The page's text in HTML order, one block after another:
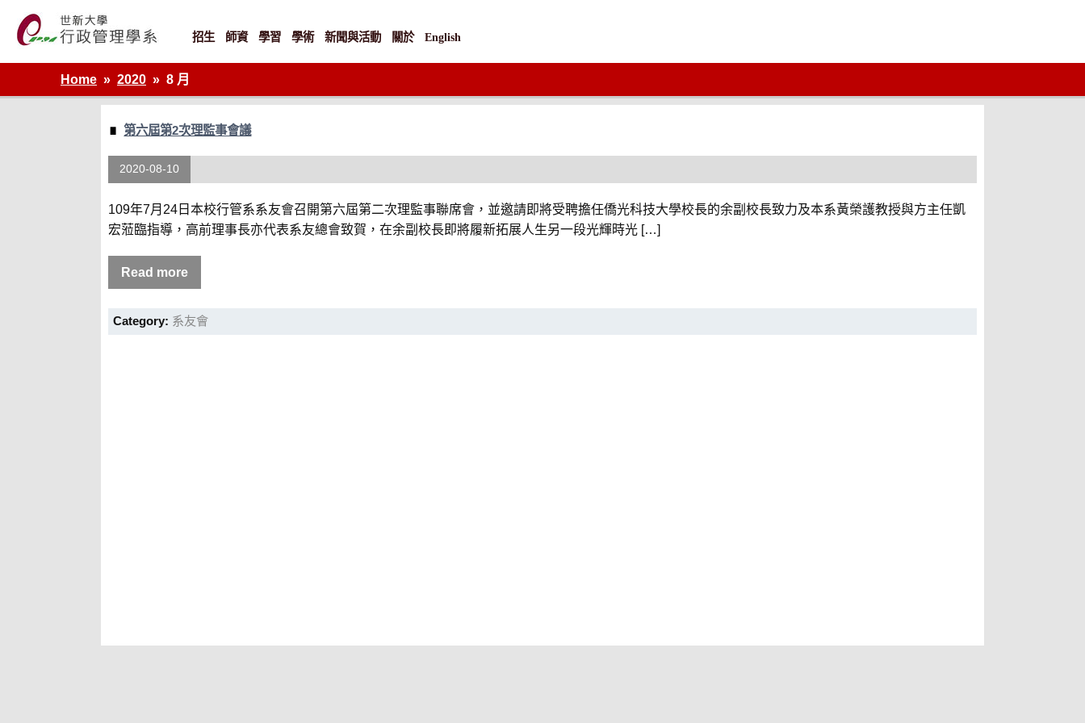
content
世新大學行政管理學系網站
招生 師資 學習 學術 新聞與活動 關於 English
Home 2020 8 月
第六屆第2次理監事會議
2020-08-10
109年7月24日本校行管系系友會召開第六屆第二次理監事聯席會，並邀請即將受聘擔任僑光科技大學校長的余副校長致力及本系黃榮護教授與方主任凱
宏蒞臨指導，高前理事長亦代表系友總會致賀，在余副校長即將履新拓展人生另一段光輝時光 […]
Read more
Category: 系友會